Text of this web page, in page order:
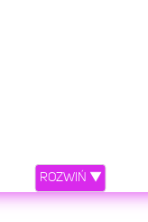
5 (@punchdownfight)
ROZWIŃ ▼